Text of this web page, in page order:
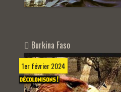
Burkina Faso
1er février 2024